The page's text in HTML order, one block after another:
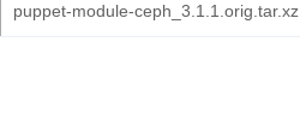
puppet-module-ceph_3.1.1.orig.tar.xz